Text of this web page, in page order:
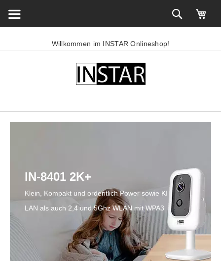
Willkommen im INSTAR Onlineshop!
IN-8401 2K+
Klein, Kompakt und ordentlich Power sowie KI
LAN als auch 2,4 und 5Ghz WLAN mit WPA3